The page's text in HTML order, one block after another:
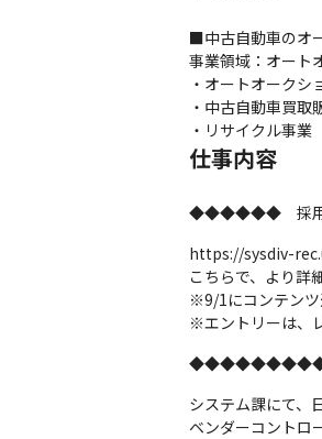
■中古自動車のオ
事業領域：オート
・オートオークシ
・中古自動車買取
・リサイクル事業
仕事内容
◆◆◆◆◆◆　採用
https://sysdiv-
こちらで、より詳
※9/1にコンテンツ
※エントリーは、
システム課にて、
ベンダーコントロ